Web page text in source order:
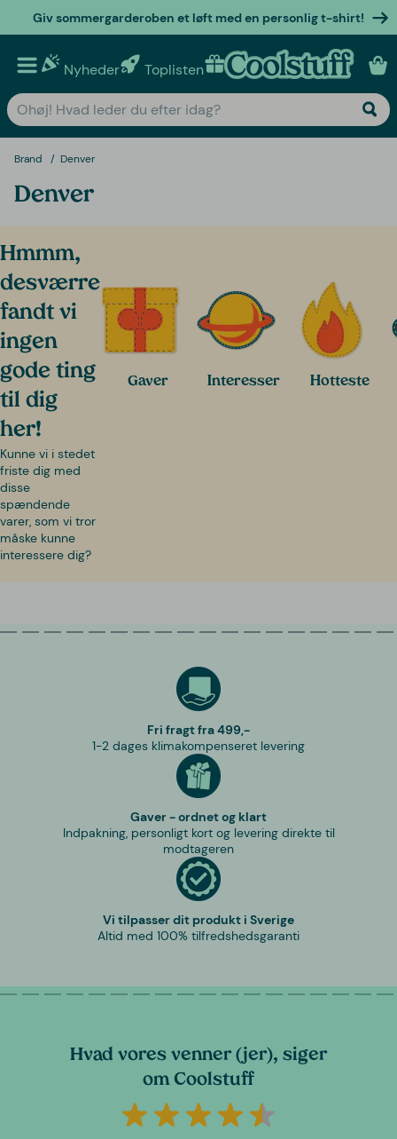
Giv sommergarderoben et løft med en personlig t-shirt!
Nyheder Toplisten Personlige gaver
Brand Denver
Denver
Hmmm,
desværre
fandt vi
ingen
gode ting
til dig
her!
Kunne vi i stedet
friste dig med
disse
spændende
varer, som vi tror
måske kunne
interessere dig?
Gaver Interesser Hotteste
Fri fragt fra 499,-
1-2 dages klimakompenseret levering
Gaver - ordnet og klart
Indpakning, personligt kort og levering direkte til
modtageren
Vi tilpasser dit produkt i Sverige
Altid med 100% tilfredshedsgaranti
Hvad vores venner (jer), siger
om Coolstuff